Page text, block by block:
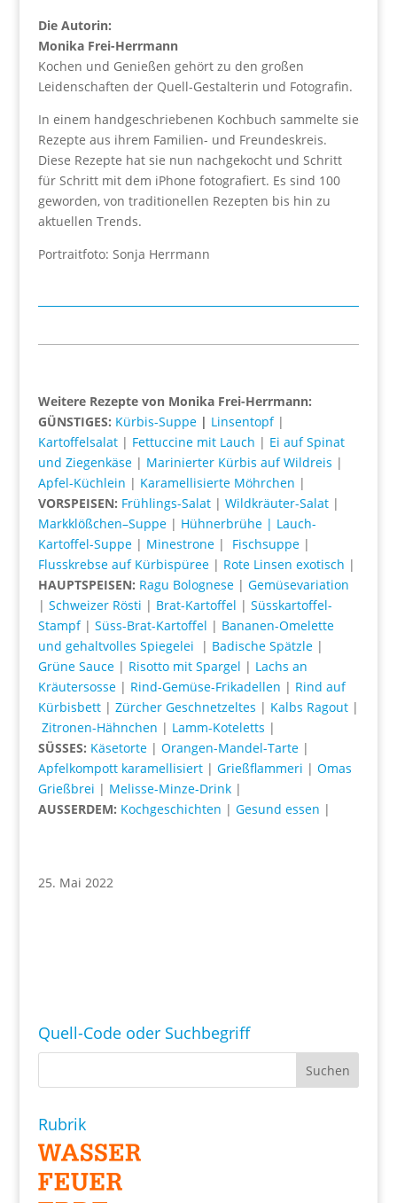
Die Autorin:
Monika Frei-Herrmann
Kochen und Genießen gehört zu den großen
Leidenschaften der Quell-Gestalterin und Fotografin.
In einem handgeschriebenen Kochbuch sammelte sie
Rezepte aus ihrem Familien- und Freundeskreis.
Diese Rezepte hat sie nun nachgekocht und Schritt
für Schritt mit dem iPhone fotografiert. Es sind 100
geworden, von traditionellen Rezepten bis hin zu
aktuellen Trends.
Portraitfoto: Sonja Herrmann
Weitere Rezepte von Monika Frei-Herrmann:
GÜNSTIGES: Kürbis-Suppe| Linsentopf |
Kartoffelsalat| Fettuccine mit Lauch | Ei auf Spinat
und Ziegenkäse| Marinierter Kürbis auf Wildreis |
Apfel-Küchlein | Karamellisierte Möhrchen |
VORSPEISEN: Frühlings-Salat| Wildkräuter-Salat|
Markklößchen–Suppe| Hühnerbrühe | Lauch-
Kartoffel-Suppe| Minestrone| Fischsuppe|
Flusskrebse auf Kürbispüree| Rote Linsen exotisch |
HAUPTSPEISEN: Ragu Bolognese| Gemüsevariation
| Schweizer Rösti | Brat-Kartoffel | Süsskartoffel-
Stampf| Süss-Brat-Kartoffel | Bananen-Omelette
und gehaltvolles Spiegelei | Badische Spätzle|
Grüne Sauce| Risotto mit Spargel | Lachs an
Kräutersosse| Rind-Gemüse-Frikadellen | Rind auf
Kürbisbett| Zürcher Geschnetzeltes | Kalbs Ragout|
Zitronen-Hähnchen | Lamm-Koteletts |
SÜSSES: Käsetorte| Orangen-Mandel-Tarte|
Apfelkompott karamellisiert| Grießflammeri | Omas
Grießbrei | Melisse-Minze-Drink|
AUSSERDEM: Kochgeschichten | Gesund essen |
25. Mai 2022
Quell-Code oder Suchbegriff
Rubrik